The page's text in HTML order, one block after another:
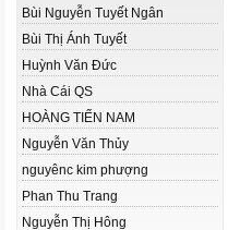
Bùi Nguyễn Tuyết Ngân
Bùi Thị Ánh Tuyết
Huỳnh Văn Đức
Nhà Cái QS
HOÀNG TIẾN NAM
Nguyễn Văn Thủy
nguyênc kim phượng
Phan Thu Trang
Nguyễn Thị Hông